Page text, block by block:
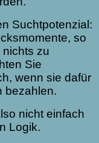
Suchtpotenzial:
so
nichts zu
Sie
wenn sie dafür
bezahlen.
nicht einfach
Logik.